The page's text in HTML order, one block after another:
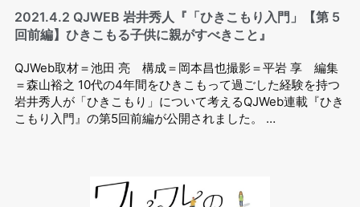
2021.4.2 QJWEB 岩井秀⼈『「ひきこもり⼊⾨」【第 5
回前編】ひきこもる⼦供に親がすべきこと』
QJWeb取材＝池田 亮 構成＝岡本昌也撮影＝平岩 享 編集
＝森山裕之 10代の4年間をひきこもって過ごした経験を持つ
岩井秀人が「ひきこもり」について考えるQJWeb連載『ひき
こもり入門』の第5回前編が公開されました。 …